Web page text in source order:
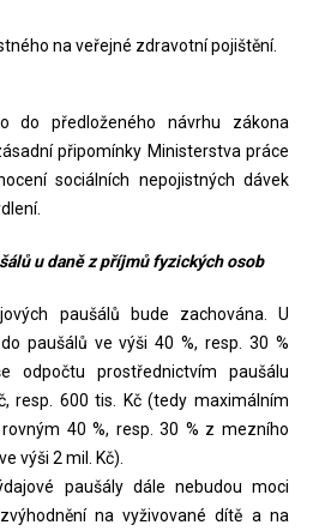
na veřejné zdravotní pojištění.
do předloženého návrhu zákona
připomínky Ministerstva práce
sociálních nepojistných dávek
u daně z příjmů fyzických osob
paušálů bude zachována. U
paušálů ve výši 40 %, resp. 30 %
odpočtu prostřednictvím paušálu
resp. 600 tis. Kč (tedy maximálním
40 %, resp. 30 % z mezního
výši 2 mil. Kč).
paušály dále nebudou moci
na vyživované dítě a na